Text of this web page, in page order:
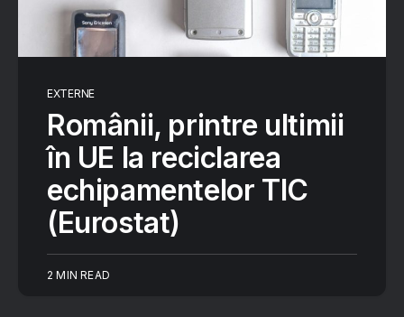
EXTERNE
Românii, printre ultimii
în UE la reciclarea
echipamentelor TIC
(Eurostat)
2 MIN READ